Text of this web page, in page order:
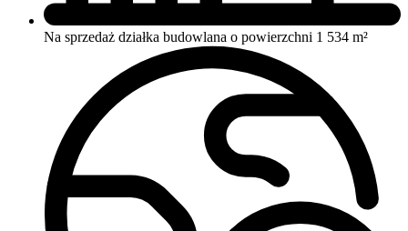
Na sprzedaż działka budowlana o powierzchni 1 534 m²